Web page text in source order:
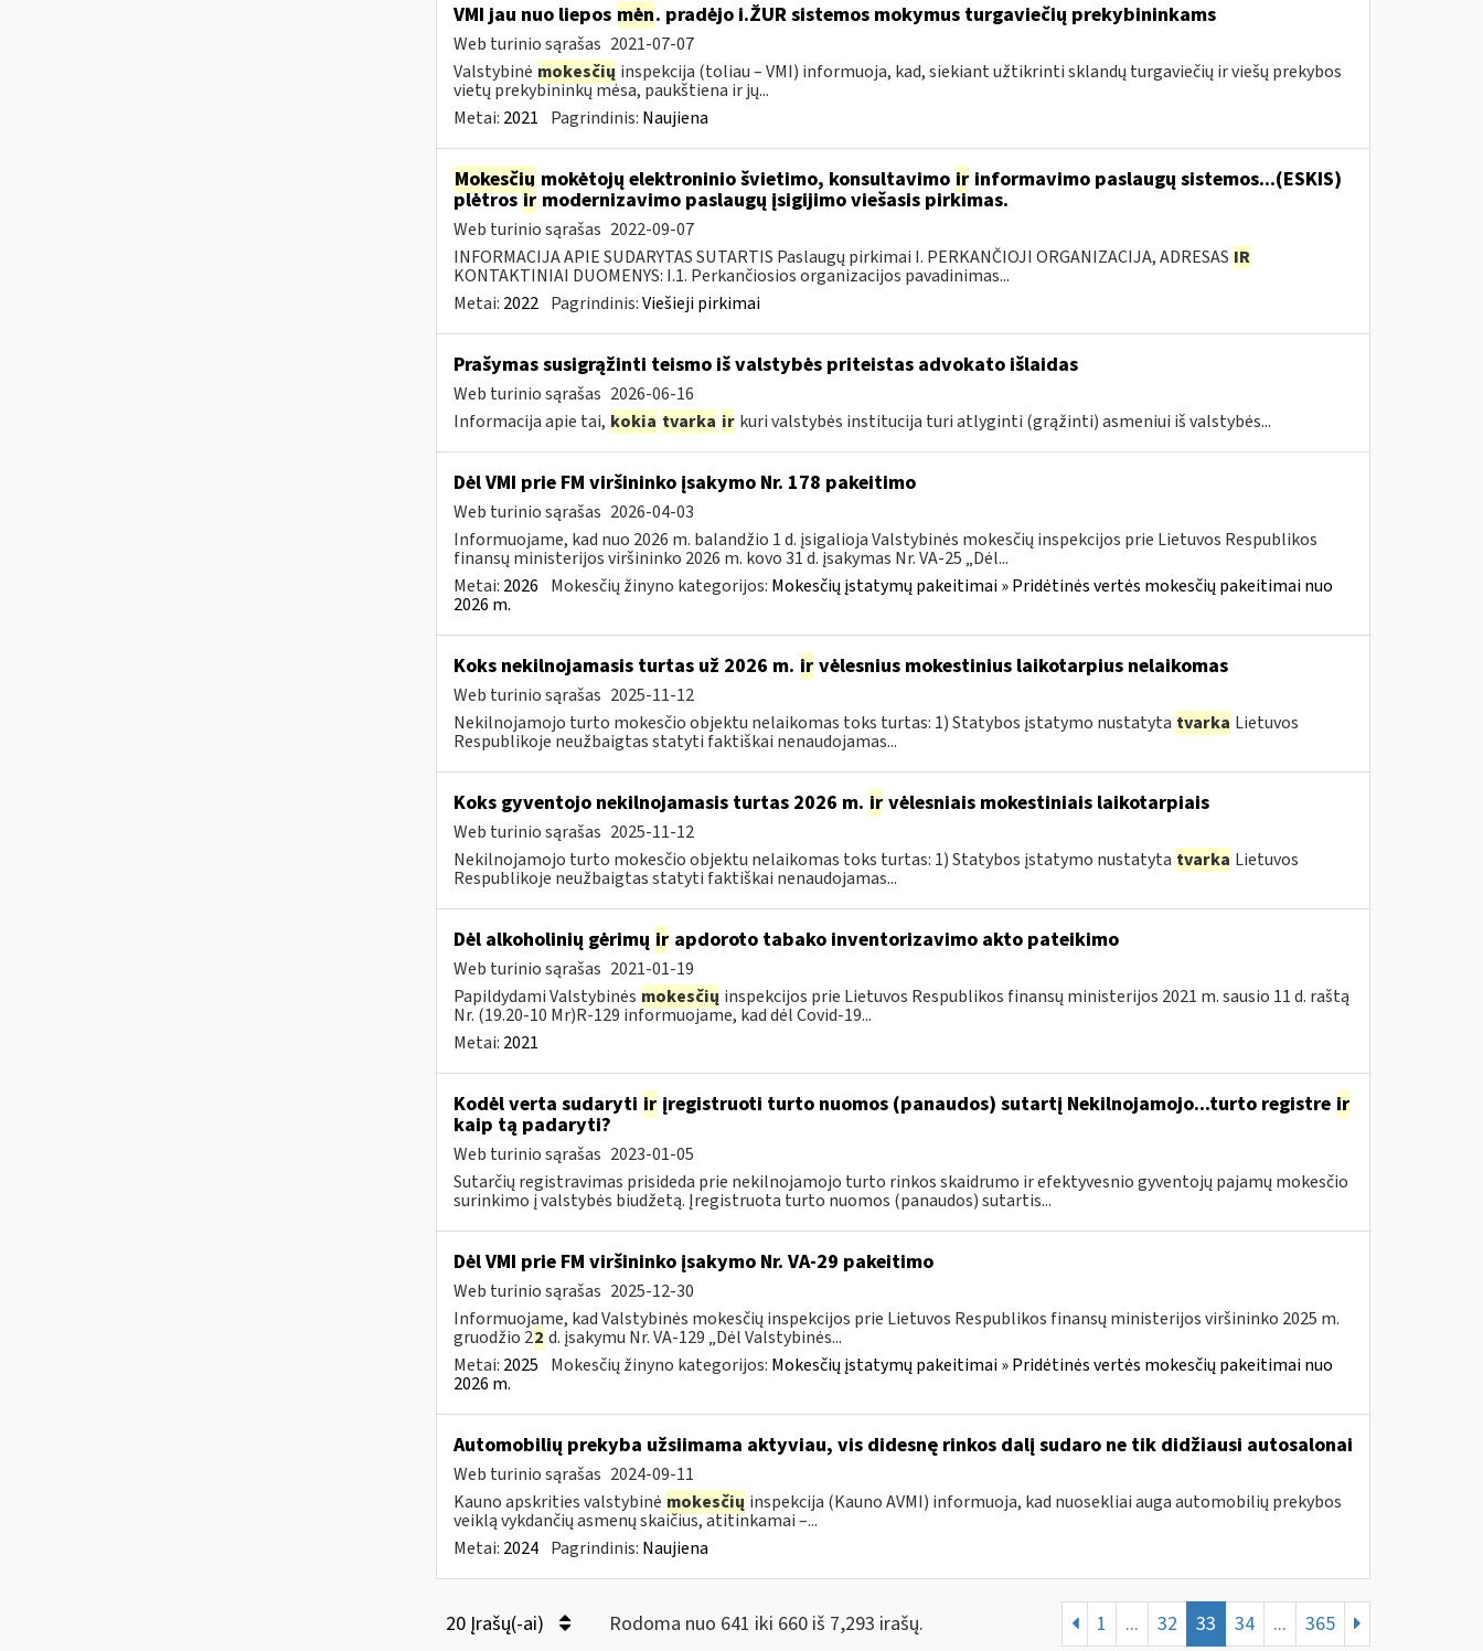
VMI jau nuo liepos mėn. pradėjo i.ŽUR sistemos mokymus turgaviečių prekybininkams
Web turinio sąrašas 2021-07-07
Valstybinė mokesčių inspekcija (toliau – VMI) informuoja, kad, siekiant užtikrinti sklandų turgaviečių ir viešų prekybos
vietų prekybininkų mėsa, paukštiena ir jų...
Metai: 2021 Pagrindinis: Naujiena
Mokesčiųmokėtojų elektroninio švietimo, konsultavimo irinformavimo paslaugų sistemos...(ESKIS)
plėtrosirmodernizavimo paslaugų įsigijimo viešasis pirkimas.
Web turinio sąrašas 2022-09-07
INFORMACIJA APIE SUDARYTAS SUTARTIS Paslaugų pirkimai I. PERKANČIOJI ORGANIZACIJA, ADRESAS IR
KONTAKTINIAI DUOMENYS: I.1. Perkančiosios organizacijos pavadinimas...
Metai: 2022 Pagrindinis:Viešieji pirkimai
Prašymas susigrąžinti teismo iš valstybės priteistas advokato išlaidas
Web turinio sąrašas 2026-06-16
Informacija apie tai, kokia tvarka ir kuri valstybės institucija turi atlyginti (grąžinti) asmeniui iš valstybės...
Dėl VMI prie FM viršininko įsakymo Nr. 178 pakeitimo
Web turinio sąrašas 2026-04-03
Informuojame, kad nuo 2026 m. balandžio 1 d. įsigalioja Valstybinės mokesčių inspekcijos prie Lietuvos Respublikos
finansų ministerijos viršininko 2026 m. kovo 31 d. įsakymas Nr. VA-25 „Dėl...
Metai: 2026 Mokesčių žinyno kategorijos: Mokesčių įstatymų pakeitimai » Pridėtinės vertės mokesčių pakeitimai nuo
2026 m.
Koks nekilnojamasis turtas už 2026 m. irvėlesnius mokestinius laikotarpius nelaikomas
Web turinio sąrašas 2025-11-12
Nekilnojamojo turto mokesčio objektu nelaikomas toks turtas: 1) Statybos įstatymo nustatyta tvarka Lietuvos
Respublikoje neužbaigtas statyti faktiškai nenaudojamas...
Koks gyventojo nekilnojamasis turtas 2026 m. irvėlesniais mokestiniais laikotarpiais
Web turinio sąrašas 2025-11-12
Nekilnojamojo turto mokesčio objektu nelaikomas toks turtas: 1) Statybos įstatymo nustatyta tvarka Lietuvos
Respublikoje neužbaigtas statyti faktiškai nenaudojamas...
Dėl alkoholinių gėrimų irapdoroto tabako inventorizavimo akto pateikimo
Web turinio sąrašas 2021-01-19
Papildydami Valstybinės mokesčių inspekcijos prie Lietuvos Respublikos finansų ministerijos 2021 m. sausio 11 d. raštą
Nr. (19.20-10 Mr)R-129 informuojame, kad dėl Covid-19...
Metai: 2021
Kodėl verta sudaryti irįregistruoti turto nuomos (panaudos) sutartį Nekilnojamojo...turto registre ir
kaip tą padaryti?
Web turinio sąrašas 2023-01-05
Sutarčių registravimas prisideda prie nekilnojamojo turto rinkos skaidrumo ir efektyvesnio gyventojų pajamų mokesčio
surinkimo į valstybės biudžetą. Įregistruota turto nuomos (panaudos) sutartis...
Dėl VMI prie FM viršininko įsakymo Nr. VA-29 pakeitimo
Web turinio sąrašas 2025-12-30
Informuojame, kad Valstybinės mokesčių inspekcijos prie Lietuvos Respublikos finansų ministerijos viršininko 2025 m.
gruodžio 22 d. įsakymu Nr. VA-129 „Dėl Valstybinės...
Metai: 2025 Mokesčių žinyno kategorijos: Mokesčių įstatymų pakeitimai » Pridėtinės vertės mokesčių pakeitimai nuo
2026 m.
Automobilių prekyba užsiimama aktyviau, vis didesnę rinkos dalį sudaro ne tik didžiausi autosalonai
Web turinio sąrašas 2024-09-11
Kauno apskrities valstybinė mokesčių inspekcija (Kauno AVMI) informuoja, kad nuosekliai auga automobilių prekybos
veiklą vykdančių asmenų skaičius, atitinkamai –...
Metai: 2024 Pagrindinis: Naujiena
20 Įrašų(-ai) Rodoma nuo 641 iki 660 iš 7,293 irašų. 1 ... 32 33 34 ... 365